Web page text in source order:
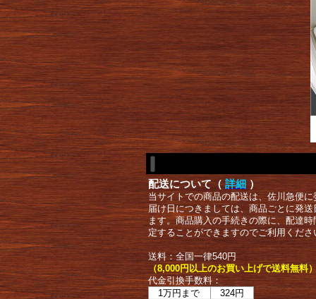
配送について（ 詳細 ）
当サイトでの商品の配送は、佐川急便
届け日につきましては、商品ごとに発
ます。商品購入の手続きの際に、配達
定することができますのでご利用くださ
送料：全国一律540円
（8,000円以上のお買い上げで送料無料
代金引換手数料：
1万円まで
324円